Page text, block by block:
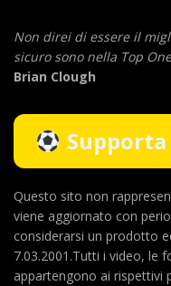
Non direi di essere il
sicuro sono nella Top One
Brian Clough
Supporta
Questo sito non
viene aggiornato con
considerarsi un prodotto
7.03.2001.Tutti i video, le
appartengono ai rispettivi